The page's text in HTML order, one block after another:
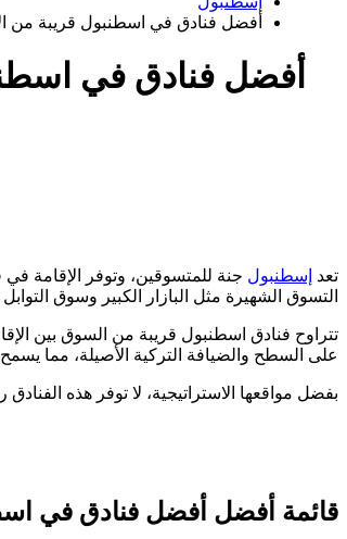
أفضل فنادق في اسطنبول قريبة من
أفضل فنادق في
تعد إسطنبول جنة للمتسوقين، وتوفر الإقامة
التسوق الشهيرة مثل البازار الكبير وسوق
على السطح والضيافة التركية الأصيلة، مما
بفضل مواقعها الاستراتيجية، لا توفر هذه
قائمة أفضل أفضل فنادق في